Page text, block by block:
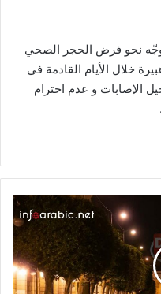
نحو فرض الحجر الصحي
خلال الأيام القادمة في
الإصابات و عدم احترام